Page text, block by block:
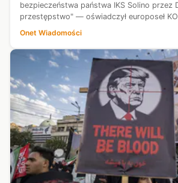
bezpieczeństwa państwa IKS Solino przez
przestępstwo" — oświadczył europoseł
Onet Wiadomości